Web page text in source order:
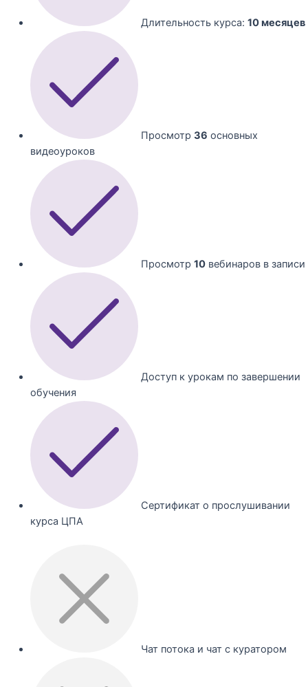
Длительность курса: 10 месяцев
Просмотр 36 основных
видеоуроков
Просмотр 10вебинаров в записи
Доступ к урокам по завершении
обучения
Сертификат о прослушивании
курса ЦПА
Чат потока и чат с куратором